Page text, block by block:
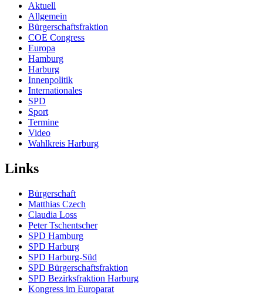
Aktuell
Allgemein
Bürgerschaftsfraktion
COE Congress
Europa
Hamburg
Harburg
Innenpolitik
Internationales
SPD
Sport
Termine
Video
Wahlkreis Harburg
Links
Bürgerschaft
Matthias Czech
Claudia Loss
Peter Tschentscher
SPD Hamburg
SPD Harburg
SPD Harburg-Süd
SPD Bürgerschaftsfraktion
SPD Bezirksfraktion Harburg
Kongress im Europarat